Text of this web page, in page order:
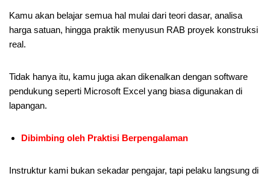
Kamu akan belajar semua hal mulai dari teori dasar, analisa
harga satuan, hingga praktik menyusun RAB proyek konstruksi
real.
Tidak hanya itu, kamu juga akan dikenalkan dengan software
pendukung seperti Microsoft Excel yang biasa digunakan di
lapangan.
Dibimbing oleh Praktisi Berpengalaman
Instruktur kami bukan sekadar pengajar, tapi pelaku langsung di